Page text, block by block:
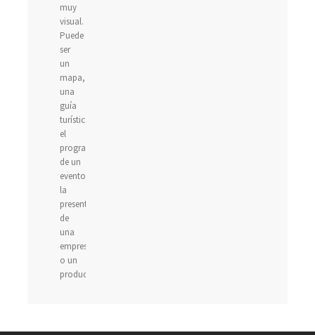
muy
visual.
Puede
ser
un
mapa,
una
guía
turística,
el
programa
de un
evento,
la
presentación
de
una
empresa
o un
producto...